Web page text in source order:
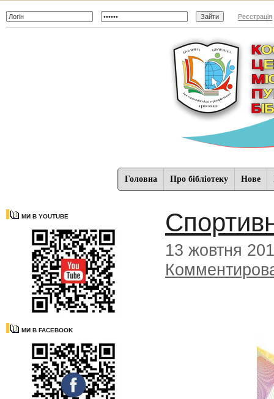
Реєстрація
Головна Про бібліотеку Нове
МИ В YOUTUBE
МИ В FACEBOOK
13 жовтня